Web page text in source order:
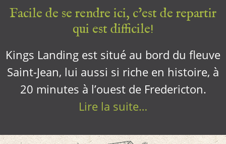
Facile de se rendre ici, c’est de repartir
qui est difficile!
Kings Landing est situé au bord du fleuve
Saint-Jean, lui aussi si riche en histoire, à
20 minutes à l’ouest de Fredericton.
Lire la suite…